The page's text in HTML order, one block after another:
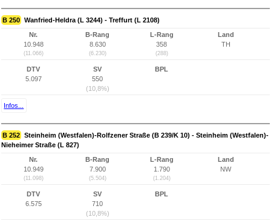
B 250 Wanfried-Heldra (L 3244) - Treffurt (L 2108)
Nr.
10.948
(11.066)
B-Rang
8.630
(6.230)
L-Rang
358
(288)
Land
TH
DTV
5.097
SV
550
(10,8%)
BPL
Infos...
B 252 Steinheim (Westfalen)-Rolfzener Straße (B 239/K 10) - Steinheim (Westfalen)-
Nieheimer Straße (L 827)
Nr.
10.949
(11.098)
B-Rang
7.900
(5.504)
L-Rang
1.790
(1.204)
Land
NW
DTV
6.575
SV
710
(10,8%)
BPL